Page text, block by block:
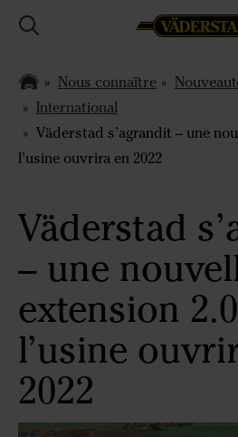
Nous connaître
International
Väderstad s’agrandit – une
l’usine ouvrira en 2022
Väderstad
– une
extension
l’usine
2022